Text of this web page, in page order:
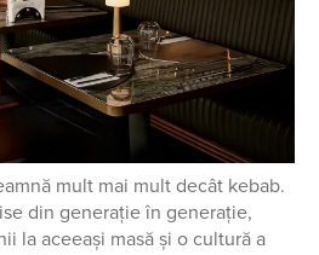
mult mai mult decât kebab.
din generație în generație,
la aceeași masă și o cultură a